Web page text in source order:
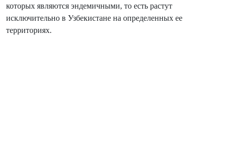
которых являются эндемичными, то есть растут
исключительно в Узбекистане на определенных ее
территориях.